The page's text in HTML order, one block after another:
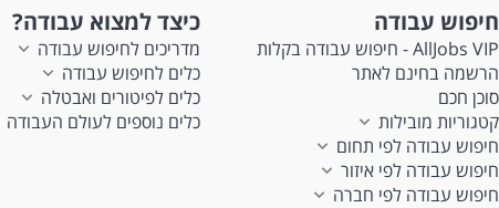
חיפוש עבודה
AllJobs VIP - חיפוש עבודה בקלות
הרשמה בחינם לאתר
סוכן חכם
קטגוריות מובילות
חיפוש עבודה לפי תחום
חיפוש עבודה לפי איזור
חיפוש עבודה לפי חברה
כיצד למצוא עבודה?
מדריכים לחיפוש עבודה
כלים לחיפוש עבודה
כלים לפיטורים ואבטלה
כלים נוספים לעולם העבודה